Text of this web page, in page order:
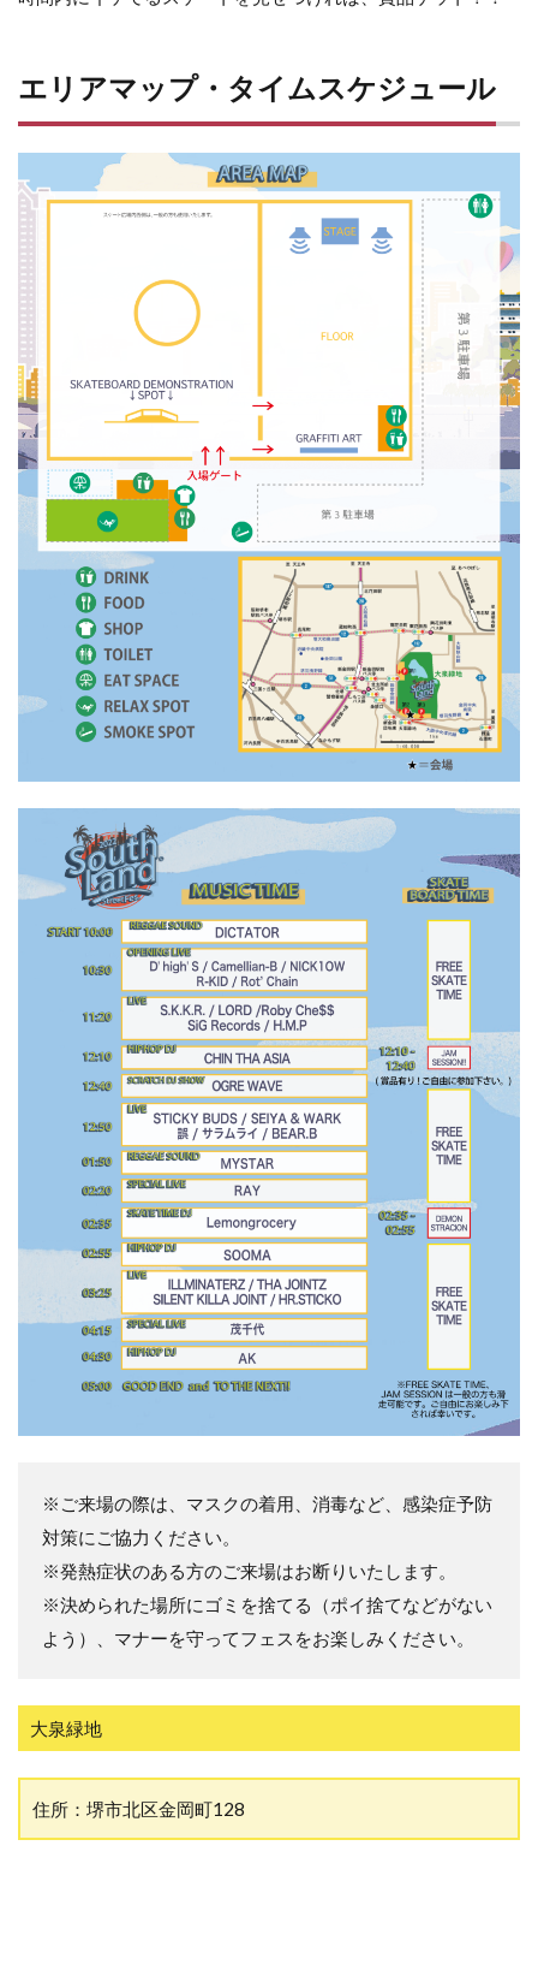
エリアマップ・タイムスケジュール
※ご来場の際は、マスクの着用、消毒など、感染症予防
対策にご協力ください。
※発熱症状のある方のご来場はお断りいたします。
※決められた場所にゴミを捨てる（ポイ捨てなどがない
よう）、マナーを守ってフェスをお楽しみください。
大泉緑地
住所：堺市北区金岡町128